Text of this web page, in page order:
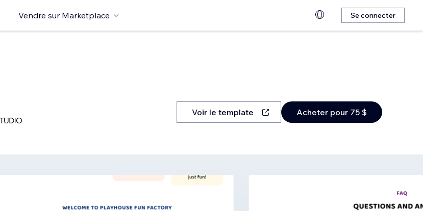
Vendre sur Marketplace Se connecter
Voir le template Acheter pour 75 $